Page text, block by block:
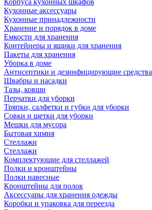
Корпуса кухонных шкафов
Кухонные аксессуары
Кухонные принадлежности
Хранение и порядок в доме
Емкости для хранения
Контейнеры и ящики для хранения
Пакеты для хранения
Уборка в доме
Антисептики и дезинфицирующие средства
Швабры и насадки
Тазы, ковши
Перчатки для уборки
Тряпки, салфетки и губки для уборки
Совки и щетки для уборки
Мешки для мусора
Бытовая химия
Стеллажи
Стеллажи
Комплектующие для стеллажей
Полки и кронштейны
Полки навесные
Кронштейны для полок
Аксессуары для хранения одежды
Коробки и упаковка для переезда